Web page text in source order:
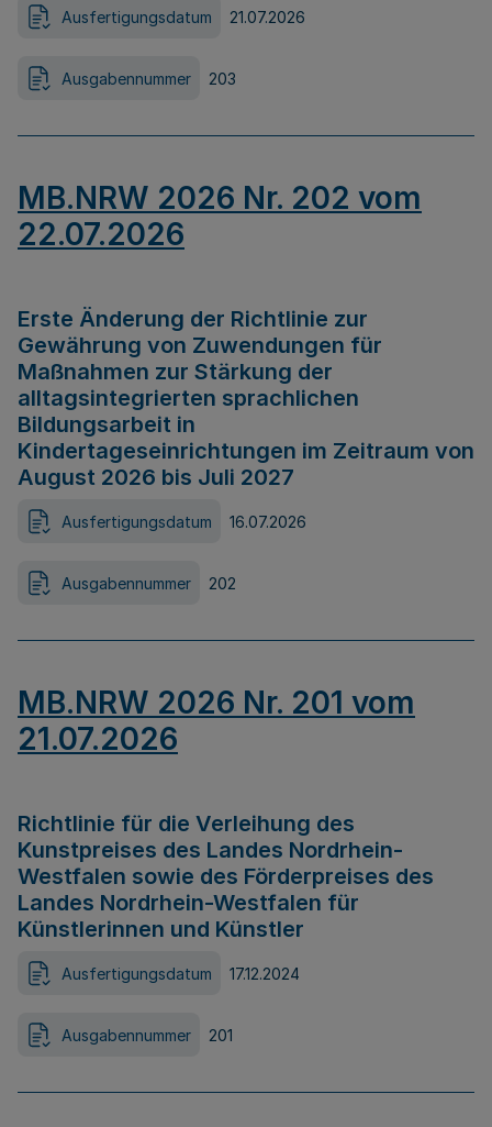
Ausfertigungsdatum 21.07.2026
Ausgabennummer 203
MB.NRW 2026 Nr. 202 vom
22.07.2026
Erste Änderung der Richtlinie zur
Gewährung von Zuwendungen für
Maßnahmen zur Stärkung der
alltagsintegrierten sprachlichen
Bildungsarbeit in
Kindertageseinrichtungen im Zeitraum von
August 2026 bis Juli 2027
Ausfertigungsdatum 16.07.2026
Ausgabennummer 202
MB.NRW 2026 Nr. 201 vom
21.07.2026
Richtlinie für die Verleihung des
Kunstpreises des Landes Nordrhein-
Westfalen sowie des Förderpreises des
Landes Nordrhein-Westfalen für
Künstlerinnen und Künstler
Ausfertigungsdatum 17.12.2024
Ausgabennummer 201